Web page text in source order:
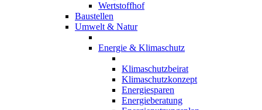
Wertstoffhof
Baustellen
Umwelt & Natur
Energie & Klimaschutz
Klimaschutzbeirat
Klimaschutzkonzept
Energiesparen
Energieberatung